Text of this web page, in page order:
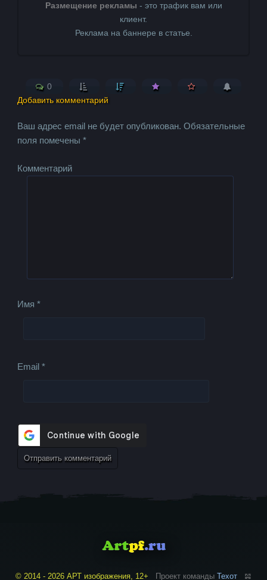
Размещение рекламы - это трафик вам или
клиент.
Реклама на баннере в статье.
0
Добавить комментарий
Ваш адрес email не будет опубликован. Обязательные
поля помечены*
Комментарий
Имя*
Email*
© 2014 - 2026 АРТ изображения, 12+ Проект команды Техот 𝌴